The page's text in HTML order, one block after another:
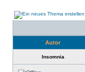
Autor
Insomnia